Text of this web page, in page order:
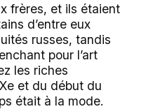
frères, et ils étaient
d’entre eux
russes, tandis
pour l’art
les riches
et du début du
était à la mode.